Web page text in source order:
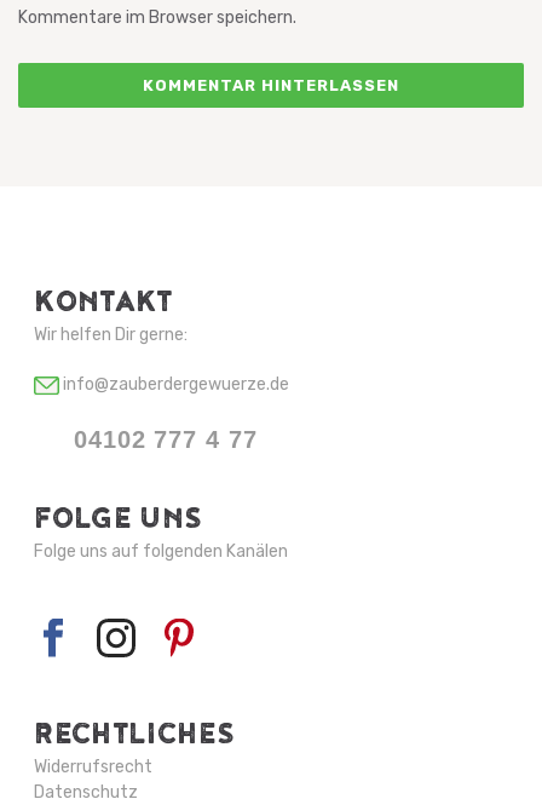
Kommentare im Browser speichern.
KONTAKT
Wir helfen Dir gerne:
info@zauberdergewuerze.de
04102 777 4 77
FOLGE UNS
Folge uns auf folgenden Kanälen
RECHTLICHES
Widerrufsrecht
Datenschutz